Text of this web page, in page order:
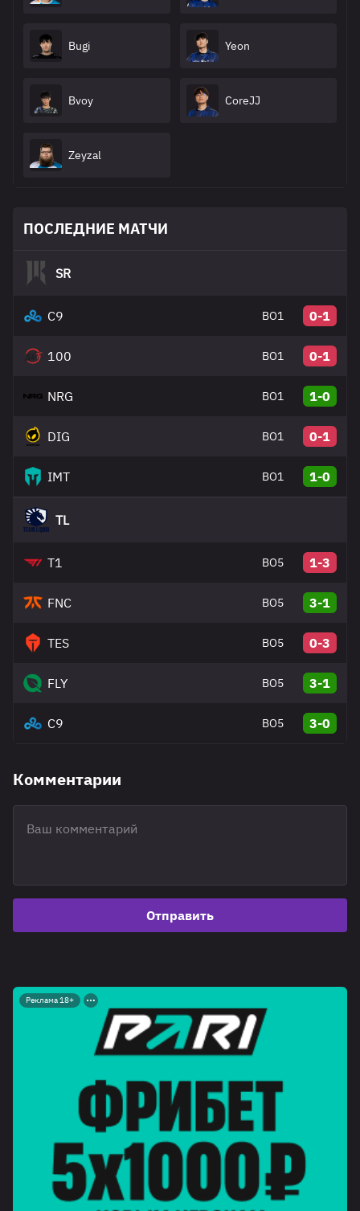
Bugi
Bvoy
Zeyzal
Yeon
CoreJJ
ПОСЛЕДНИЕ МАТЧИ
SR
C9 BO1 0-1
100 BO1 0-1
NRG BO1 1-0
DIG BO1 0-1
IMT BO1 1-0
TL
T1 BO5 1-3
FNC BO5 3-1
TES BO5 0-3
FLY BO5 3-1
C9 BO5 3-0
Комментарии
Отправить
Реклама 18+